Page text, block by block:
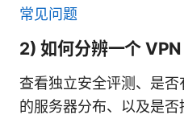
常见问题
2) 如何分辨一个 VPN
查看独立安全评测、是
的服务器分布、以及是否